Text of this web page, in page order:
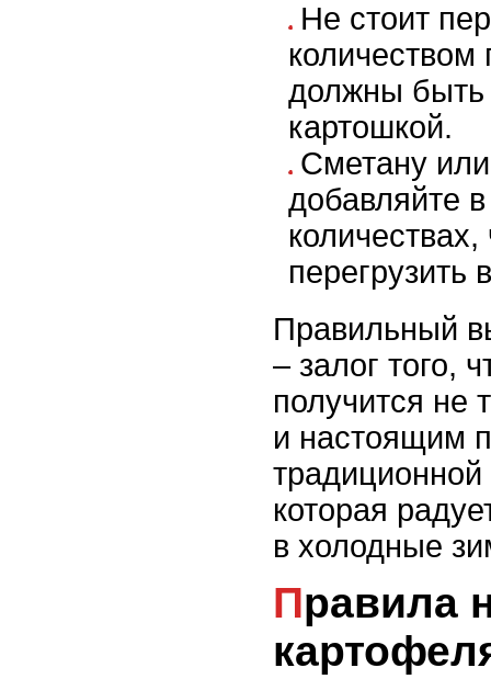
Не стоит
количеством
должны быть
картошкой.
Сметану
добавляйте
перегрузить
Правильный
– залог того,
получится не
и настоящим
традиционной
которая
в холодные
Правила нарезки